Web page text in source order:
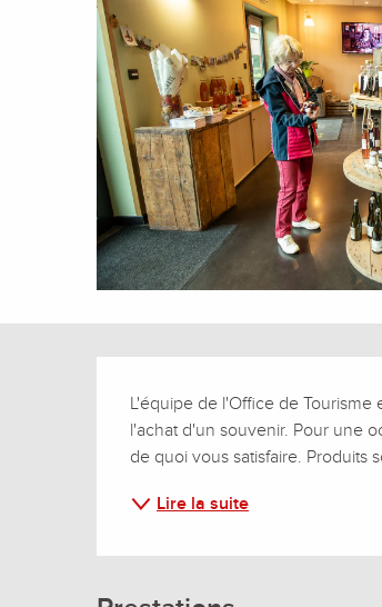
Description
L'équipe de l'Office de
l'achat d'un souvenir. Pour une
de quoi vous satisfaire. Produits
Lire la suite